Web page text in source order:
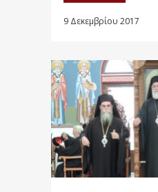
9 Δεκεμβρίου 2017